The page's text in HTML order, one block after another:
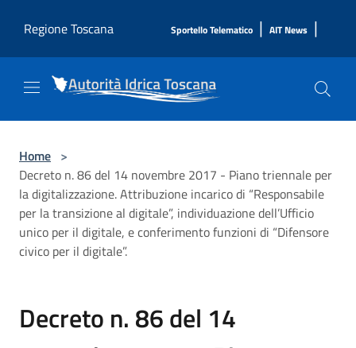
Regione Toscana
Sportello Telematico | AIT News |
Home >
Decreto n. 86 del 14 novembre 2017 - Piano triennale per
la digitalizzazione. Attribuzione incarico di “Responsabile
per la transizione al digitale”, individuazione dell’Ufficio
unico per il digitale, e conferimento funzioni di “Difensore
civico per il digitale”.
Decreto n. 86 del 14